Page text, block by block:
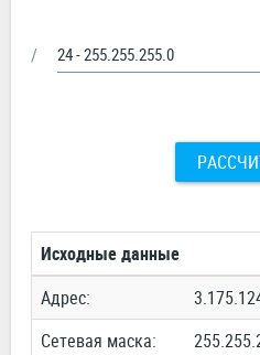
/
Исходные данные
Адрес:
Сетевая маска: